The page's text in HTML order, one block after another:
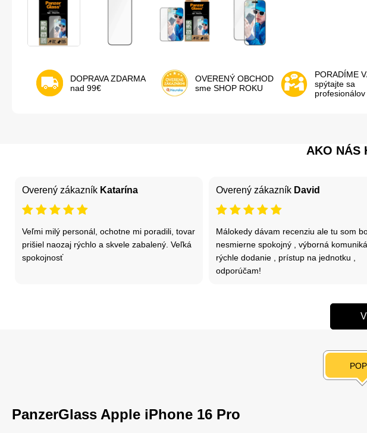
DOPRAVA ZDARMA
nad 99€
OVERENÝ OBCHOD
sme SHOP ROKU
PORADÍME
spýtajte sa
profesionálov
AKO NÁS
Overený zákazník Katarína
Veľmi milý personál, ochotne mi poradili, tovar
prišiel naozaj rýchlo a skvele zabalený. Veľká
spokojnosť
Overený zákazník David
Málokedy dávam recenziu ale tu som
nesmierne spokojný , výborná
rýchle dodanie , prístup na jednotku ,
odporúčam!
PanzerGlass Apple iPhone 16 Pro